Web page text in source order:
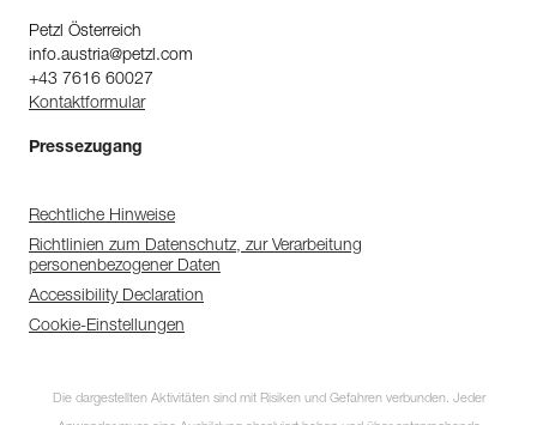
Petzl Österreich
info.austria@petzl.com
+43 7616 60027
Kontaktformular
Pressezugang
Rechtliche Hinweise
Richtlinien zum Datenschutz, zur Verarbeitung
personenbezogener Daten
Accessibility Declaration
Cookie-Einstellungen
Die dargestellten Aktivitäten sind mit Risiken und Gefahren verbunden. Jeder